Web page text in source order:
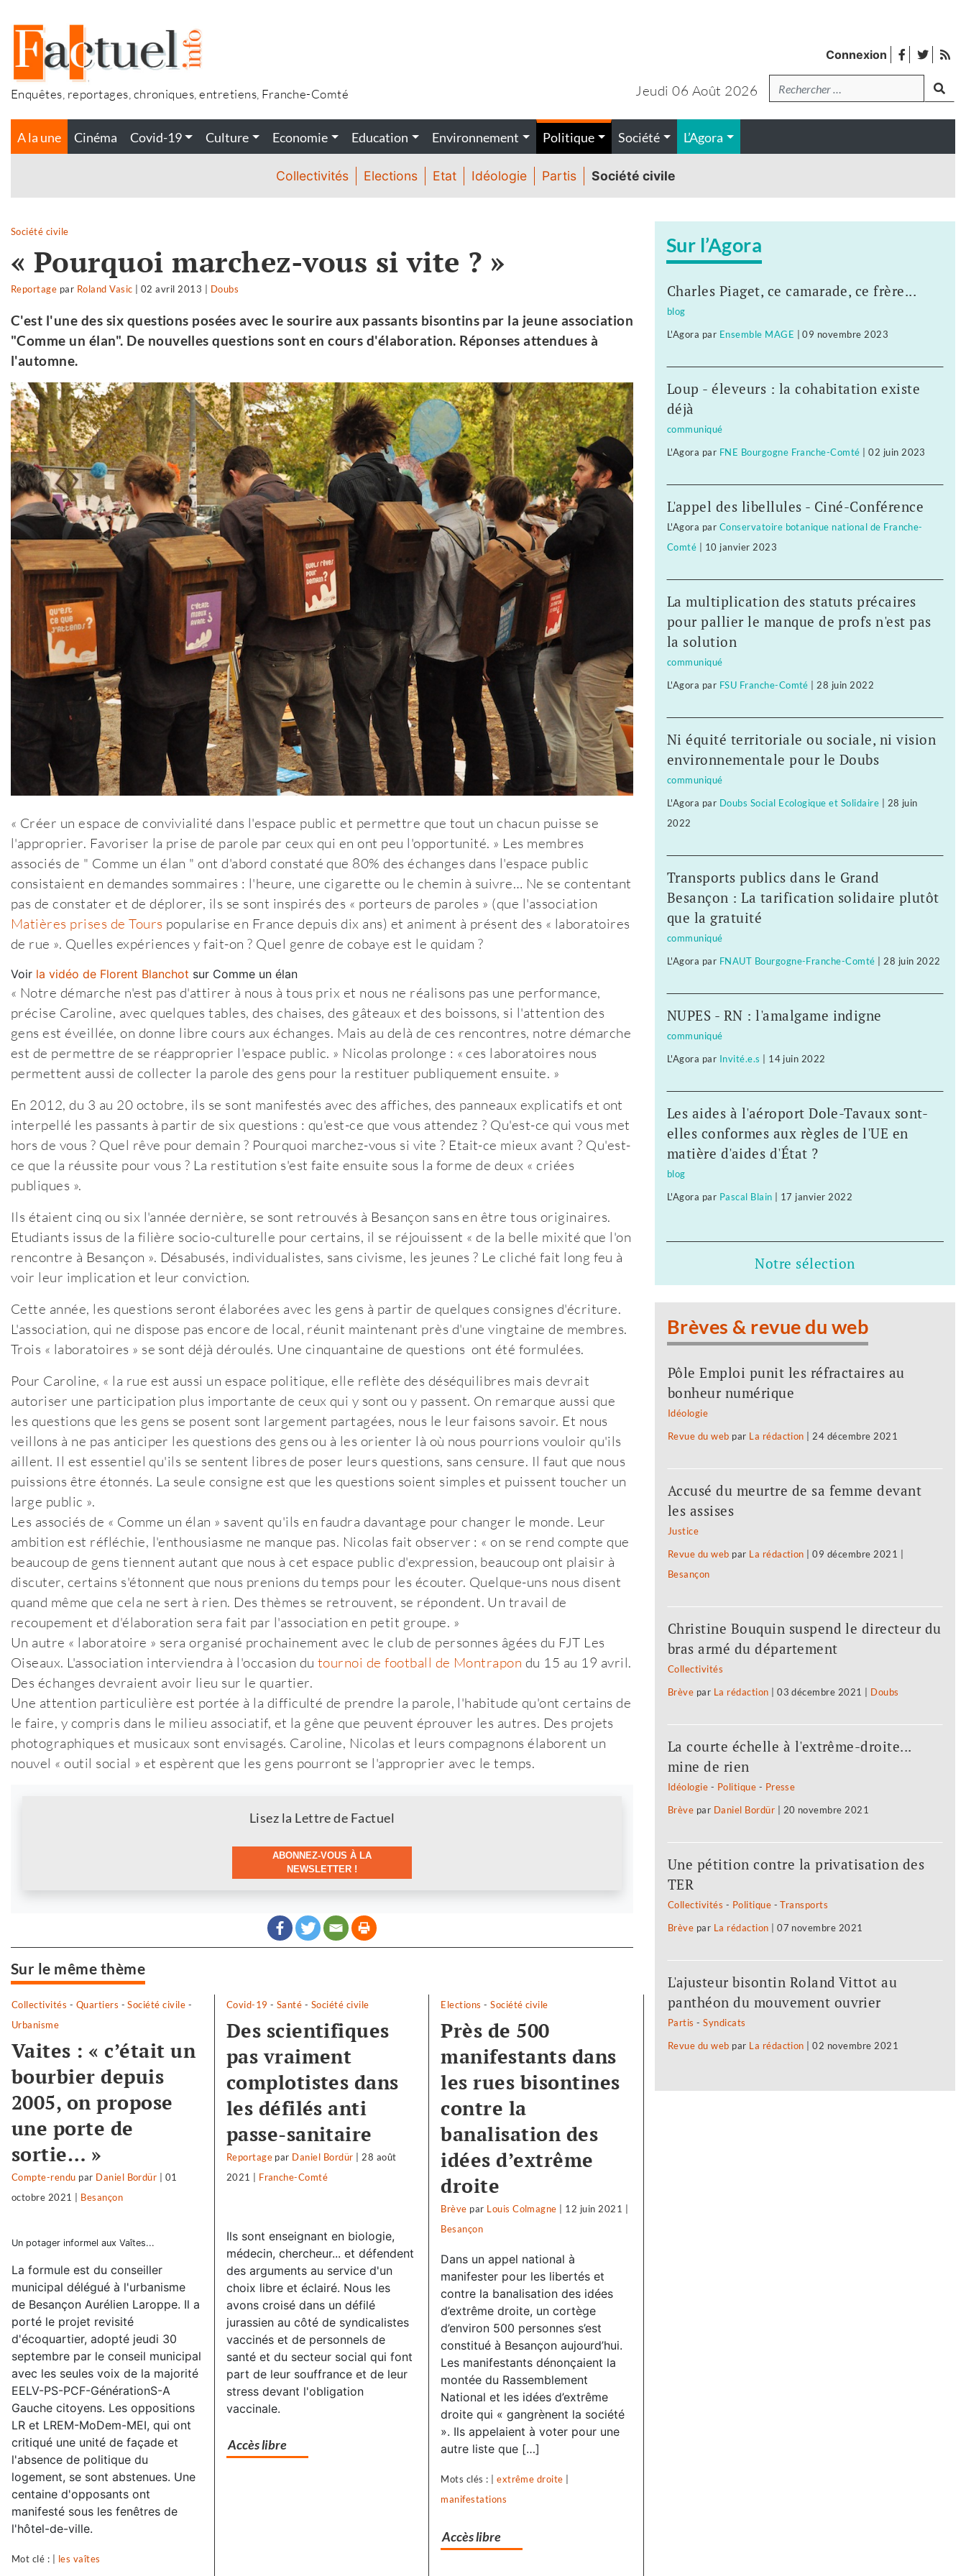
contenu
Enquêtes, reportages, chroniques, entretiens, Franche-Comté
Connexion facebook
twitter
Jeudi 06 Août 2026Recherche
A la une Cinéma Covid-19 Culture Economie Education Environnement Politique
Collectivités Elections Etat Idéologie Partis Société civile
Société L’Agora
Société civile
« Pourquoi marchez-vous si vite ? »
Reportage par Roland Vasic 02 avril 2013 Doubs
C'est l'une des six questions posées avec le sourire aux passants bisontins par la jeune association
"Comme un élan". De nouvelles questions sont en cours d'élaboration. Réponses attendues à
l'automne.
« Créer un espace de convivialité dans l'espace public et permettre que tout un chacun puisse se
l'approprier. Favoriser la prise de parole par ceux qui en ont peu l'opportunité. » Les membres
associés de " Comme un élan " ont d'abord constaté que 80% des échanges dans l'espace public
consistaient en demandes sommaires : l'heure, une cigarette ou le chemin à suivre… Ne se contentant
pas de constater et de déplorer, ils se sont inspirés des « porteurs de paroles » (que l'association
Matières prises de Tours popularise en France depuis dix ans) et animent à présent des « laboratoires
de rue ». Quelles expériences y fait-on ? Quel genre de cobaye est le quidam ?
Voir la vidéo de Florent Blanchot sur Comme un élan
« Notre démarche n'est pas d'attirer à nous à tous prix et nous ne réalisons pas une performance,
précise Caroline, avec quelques tables, des chaises, des gâteaux et des boissons, si l'attention des
gens est éveillée, on donne libre cours aux échanges. Mais au delà de ces rencontres, notre démarche
est de permettre de se réapproprier l'espace public. » Nicolas prolonge : « ces laboratoires nous
permettent aussi de collecter la parole des gens pour la restituer publiquement ensuite. »
En 2012, du 3 au 20 octobre, ils se sont manifestés avec des affiches, des panneaux explicatifs et ont
interpellé les passants à partir de six questions : qu'est-ce que vous attendez ? Qu'est-ce qui vous met
hors de vous ? Quel rêve pour demain ? Pourquoi marchez-vous si vite ? Etait-ce mieux avant ? Qu'est-
ce que la réussite pour vous ? La restitution s'est faite ensuite sous la forme de deux « criées
publiques ».
Ils étaient cinq ou six l'année dernière, se sont retrouvés à Besançon sans en être tous originaires.
Etudiants issus de la filière socio-culturelle pour certains, il se réjouissent « de la belle mixité que l'on
rencontre à Besançon ». Désabusés, individualistes, sans civisme, les jeunes ? Le cliché fait long feu à
voir leur implication et leur conviction.
Cette année, les questions seront élaborées avec les gens à partir de quelques consignes d'écriture.
L'association, qui ne dispose pas encore de local, réunit maintenant près d'une vingtaine de membres.
Trois « laboratoires » se sont déjà déroulés. Une cinquantaine de questions ont été formulées.
Pour Caroline, « la rue est aussi un espace politique, elle reflète des déséquilibres mais devrait
autoriser une participation plus importante de ceux qui y sont ou y passent. On remarque aussi que
les questions que les gens se posent sont largement partagées, nous le leur faisons savoir. Et nous
veillons à ne pas anticiper les questions des gens ou à les orienter là où nous pourrions vouloir qu'ils
aillent. Il est essentiel qu'ils se sentent libres de poser leurs questions, sans censure. Il faut que nous
puissions être étonnés. La seule consigne est que les questions soient simples et puissent toucher un
large public ».
Les associés de « Comme un élan » savent qu'ils en faudra davantage pour changer le monde. Leur
ambition est réfléchie, l'enthousiasme ne manque pas. Nicolas fait observer : « on se rend compte que
beaucoup de gens tiennent autant que nous à cet espace public d'expression, beaucoup ont plaisir à
discuter, certains s'étonnent que nous prenions du temps pour les écouter. Quelque-uns nous disent
quand même que cela ne sert à rien. Des thèmes se retrouvent, se répondent. Un travail de
recoupement et d'élaboration sera fait par l'association en petit groupe. »
Un autre « laboratoire » sera organisé prochainement avec le club de personnes âgées du FJT Les
Oiseaux. L'association interviendra à l'occasion du tournoi de football de Montrapon du 15 au 19 avril.
Des échanges devraient avoir lieu sur le quartier.
Une attention particulière est portée à la difficulté de prendre la parole, l'habitude qu'ont certains de
le faire, y compris dans le milieu associatif, et la gêne que peuvent éprouver les autres. Des projets
photographiques et musicaux sont envisagés. Caroline, Nicolas et leurs compagnons élaborent un
nouvel « outil social » et espèrent que les gens pourront se l'approprier avec le temps.
Lisez la Lettre de Factuel
ABONNEZ-VOUS À LA
NEWSLETTER !
Sur le même thème
Collectivités - Quartiers -Société civile -
Urbanisme
Vaites : « c’était un
bourbier depuis
2005, on propose
une porte de
sortie… »
Compte-rendu par Daniel Bordür
01
octobre 2021
Besançon
Un potager informel aux Vaîtes...
La formule est du conseiller
municipal délégué à l'urbanisme
de Besançon Aurélien Laroppe. Il a
porté le projet revisité
d'écoquartier, adopté jeudi 30
septembre par le conseil municipal
avec les seules voix de la majorité
EELV-PS-PCF-GénérationS-A
Gauche citoyens. Les oppositions
LR et LREM-MoDem-MEI, qui ont
critiqué une unité de façade et
l'absence de politique du
logement, se sont abstenues. Une
centaine d'opposants ont
manifesté sous les fenêtres de
l'hôtel-de-ville.
Mot clé : | les vaîtes
Covid-19 - Santé - Société civile
Des scientifiques
pas vraiment
complotistes dans
les défilés anti
passe-sanitaire
Reportage par Daniel Bordür |28 août
2021
Franche-Comté
Ils sont enseignant en biologie,
médecin, chercheur... et défendent
des arguments au service d'un
choix libre et éclairé. Nous les
avons croisé dans un défilé
jurassien au côté de syndicalistes
vaccinés et de personnels de
santé et du secteur social qui font
part de leur souffrance et de leur
stress devant l'obligation
vaccinale.
Accès libre
Elections -Société civile
Près de 500
manifestants dans
les rues bisontines
contre la
banalisation des
idées d’extrême
droite
Brève par Louis Colmagne 12 juin 2021
Besançon
Dans un appel national à
manifester pour les libertés et
contre la banalisation des idées
d’extrême droite, un cortège
d’environ 500 personnes s’est
constitué à Besançon aujourd’hui.
Les manifestants dénonçaient la
montée du Rassemblement
National et les idées d’extrême
droite qui « gangrènent la société
». Ils appelaient à voter pour une
autre liste que […]
Mots clés : |extrême droite
manifestations
Accès libre
Sur l’Agora
Charles Piaget, ce camarade, ce frère...
blog
L'Agora par Ensemble MAGE |09 novembre 2023
Loup - éleveurs : la cohabitation existe
déjà
communiqué
L'Agora par FNE Bourgogne Franche-Comté |02 juin 2023
L'appel des libellules - Ciné-Conférence
L'Agora par Conservatoire botanique national de Franche-
Comté
10 janvier 2023
La multiplication des statuts précaires
pour pallier le manque de profs n'est pas
la solution
communiqué
L'Agora par FSU Franche-Comté 28 juin 2022
Ni équité territoriale ou sociale, ni vision
environnementale pour le Doubs
communiqué
L'Agora par Doubs Social Ecologique et Solidaire
28 juin
2022
Transports publics dans le Grand
Besançon : La tarification solidaire plutôt
que la gratuité
communiqué
L'Agora par FNAUT Bourgogne-Franche-Comté 28 juin 2022
NUPES - RN : l'amalgame indigne
communiqué
L'Agora par Invité.e.s 14 juin 2022
Les aides à l'aéroport Dole-Tavaux sont-
elles conformes aux règles de l'UE en
matière d'aides d'État ?
blog
L'Agora par Pascal Blain 17 janvier 2022
Notre sélection
Brèves & revue du web
Pôle Emploi punit les réfractaires au
bonheur numérique
Idéologie
Revue du web par La rédaction 24 décembre 2021
Accusé du meurtre de sa femme devant
les assises
Justice
Revue du web par La rédaction |09 décembre 2021
Besançon
Christine Bouquin suspend le directeur du
bras armé du département
Collectivités
Brève par La rédaction |03 décembre 2021 Doubs
La courte échelle à l'extrême-droite...
mine de rien
Idéologie - Politique - Presse
Brève par Daniel Bordür 20 novembre 2021
Une pétition contre la privatisation des
TER
Collectivités - Politique -Transports
Brève par La rédaction |07 novembre 2021
L'ajusteur bisontin Roland Vittot au
panthéon du mouvement ouvrier
Partis -Syndicats
Revue du web par La rédaction |02 novembre 2021